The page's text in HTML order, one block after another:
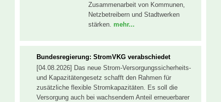
Zusammenarbeit von Kommunen,
Netzbetreibern und Stadtwerken
stärken. mehr...
Bundesregierung: StromVKG verabschiedet
[04.08.2026] Das neue Strom-Versorgungssicherheits-
und Kapazitätengesetz schafft den Rahmen für
zusätzliche flexible Stromkapazitäten. Es soll die
Versorgung auch bei wachsendem Anteil erneuerbarer